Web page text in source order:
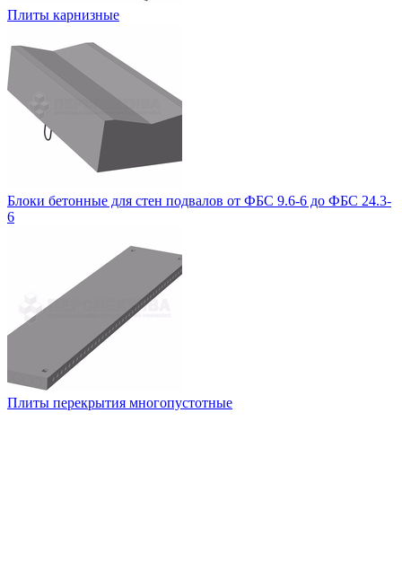
Плиты карнизные
Блоки бетонные для стен подвалов от ФБС 9.6-6 до ФБС 24.3-
6
Плиты перекрытия многопустотные